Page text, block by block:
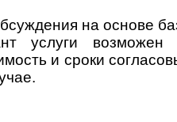
на основе
услуги
и сроки